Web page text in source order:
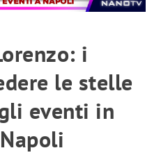
i
le stelle
eventi in